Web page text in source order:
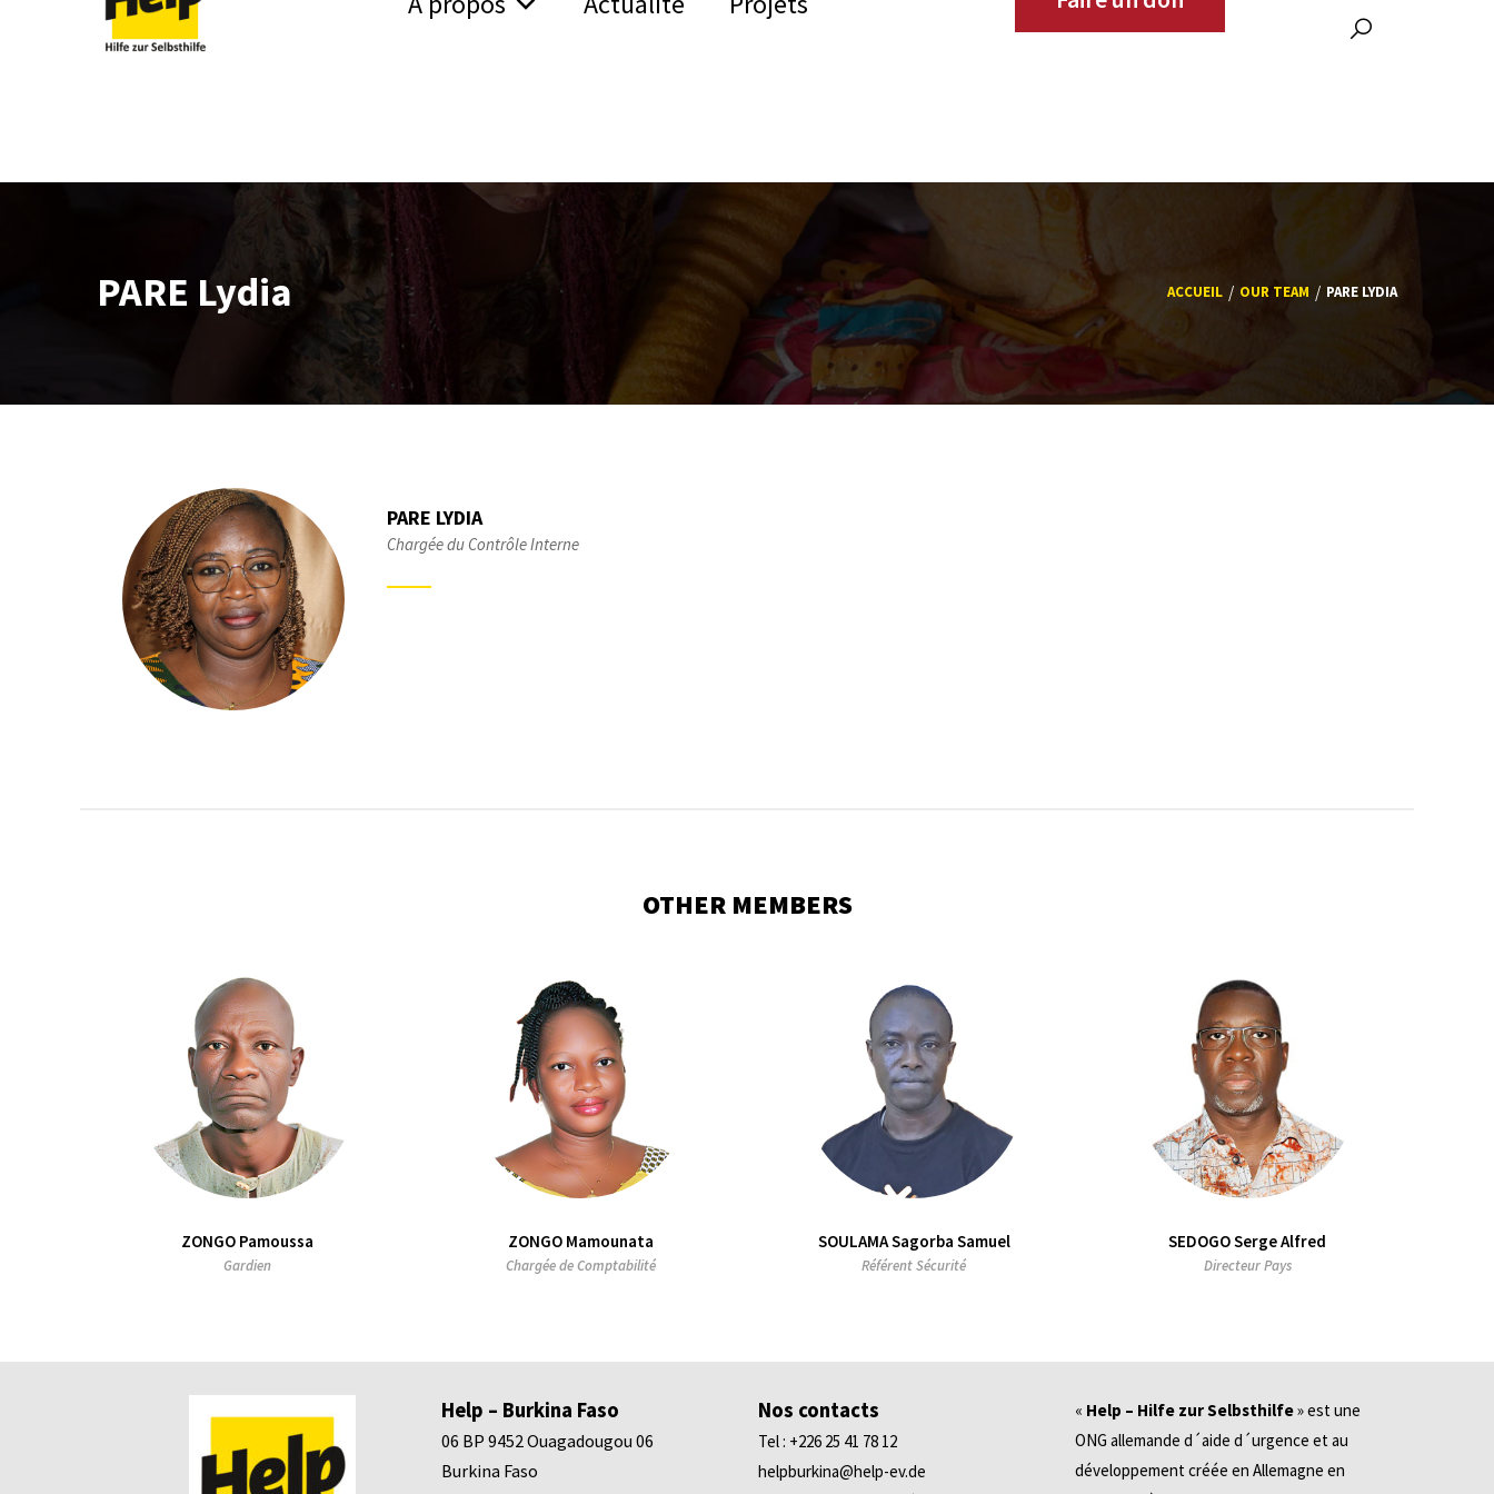
PARE Lydia ACCUEIL OUR TEAM PARE LYDIA
PARE LYDIA
Chargée du Contrôle Interne
OTHER MEMBERS
ZONGO Pamoussa
Gardien
ZONGO Mamounata
Chargée de Comptabilité
SOULAMA Sagorba Samuel
Référent Sécurité
SEDOGO Serge Alfred
Directeur Pays
Help – Burkina Faso
06 BP 9452 Ouagadougou 06
Burkina Faso
Nos contacts
Tel : +226 25 41 78 12
helpburkina@help-ev.de
« Help – Hilfe zur Selbsthilfe» est une
ONG allemande d´aide d´urgence et au
développement créée en Allemagne en